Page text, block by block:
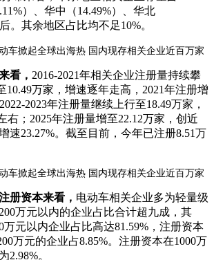
）、华中（14.49%）、华北
。其余地区占比均不足10%。
看， 2016-2021年相关企业注册量持续攀
10.49万家，增速逐年走高，2021年注册增
2023年注册量继续上行至18.49万家，
右；2025年注册量增至22.12万家，创近
速23.27%。截至目前，今年已注册8.51万
册资本来看， 电动车相关企业多为轻量级
万元以内的企业占比合计超九成，其
万元以内企业占比高达81.59%，注册资本
万元的企业占8.85%。注册资本在1000万
2.98%。